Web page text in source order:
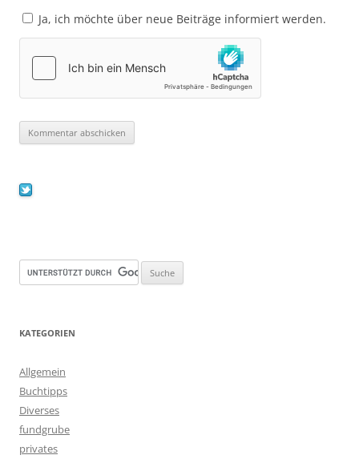
Ja, ich möchte über neue Beiträge informiert werden.
KATEGORIEN
Allgemein
Buchtipps
Diverses
fundgrube
privates